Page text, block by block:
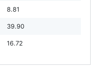
8.81
39.90
16.72